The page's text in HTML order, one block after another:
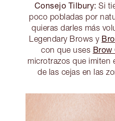
Consejo Tilbury: Si
poco pobladas por
quieras darles más
Legendary Brows y
con que uses Brow
microtrazos que imiten
de las cejas en las